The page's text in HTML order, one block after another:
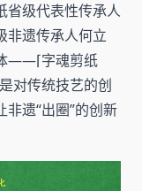
省级代表性传承人
非遗传承人何立
——⌈字魂剪纸
对传统技艺的创
遗“出圈”的创新